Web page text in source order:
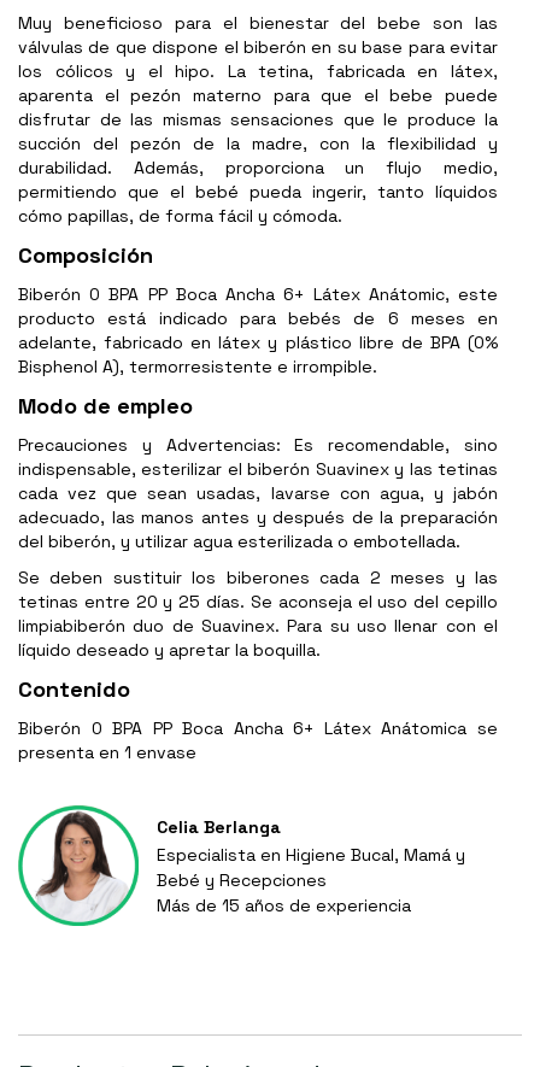
Muy beneficioso para el bienestar del bebe son las
válvulas de que dispone el biberón en su base para evitar
los cólicos y el hipo. La tetina, fabricada en látex,
aparenta el pezón materno para que el bebe puede
disfrutar de las mismas sensaciones que le produce la
succión del pezón de la madre, con la flexibilidad y
durabilidad. Además, proporciona un flujo medio,
permitiendo que el bebé pueda ingerir, tanto líquidos
cómo papillas, de forma fácil y cómoda.
Composición
Biberón 0 BPA PP Boca Ancha 6+ Látex Anátomic, este
producto está indicado para bebés de 6 meses en
adelante, fabricado en látex y plástico libre de BPA (0%
Bisphenol A), termorresistente e irrompible.
Modo de empleo
Precauciones y Advertencias: Es recomendable, sino
indispensable, esterilizar el biberón Suavinex y las tetinas
cada vez que sean usadas, lavarse con agua, y jabón
adecuado, las manos antes y después de la preparación
del biberón, y utilizar agua esterilizada o embotellada.
Se deben sustituir los biberones cada 2 meses y las
tetinas entre 20 y 25 días. Se aconseja el uso del cepillo
limpiabiberón duo de Suavinex. Para su uso llenar con el
líquido deseado y apretar la boquilla.
Contenido
Biberón 0 BPA PP Boca Ancha 6+ Látex Anátomica se
presenta en 1 envase
Celia Berlanga
Especialista en Higiene Bucal, Mamá y
Bebé y Recepciones
Más de 15 años de experiencia